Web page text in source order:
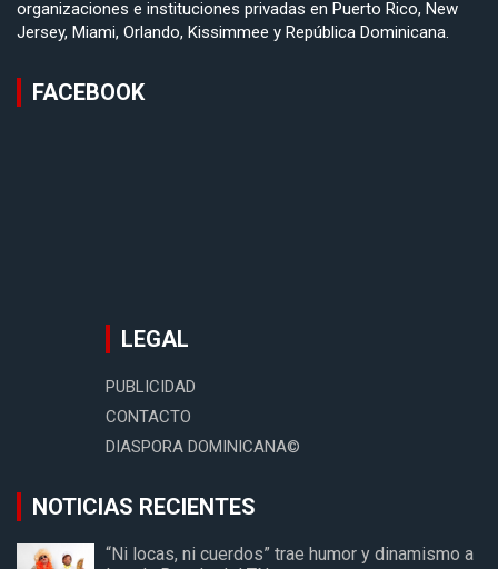
organizaciones e instituciones privadas en Puerto Rico, New
Jersey, Miami, Orlando, Kissimmee y República Dominicana.
FACEBOOK
LEGAL
PUBLICIDAD
CONTACTO
DIASPORA DOMINICANA©
NOTICIAS RECIENTES
“Ni locas, ni cuerdos” trae humor y dinamismo a